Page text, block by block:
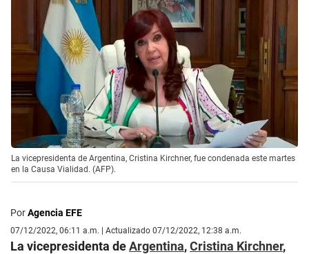
La vicepresidenta de Argentina, Cristina Kirchner, fue condenada este martes
en la Causa Vialidad. (AFP).
PorAgencia EFE
07/12/2022, 06:11 a.m. | Actualizado 07/12/2022, 12:38 a.m.
La vicepresidenta deArgentina,Cristina Kirchner,